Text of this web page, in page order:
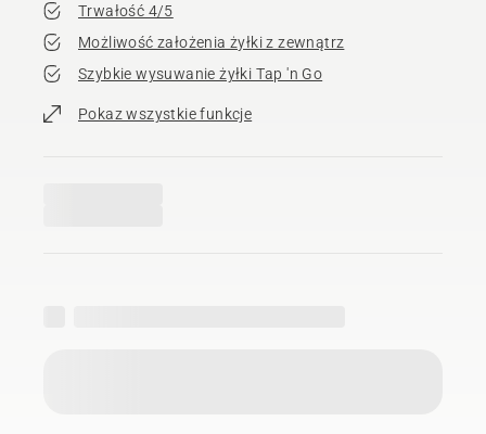
Trwałość 4/5
Możliwość założenia żyłki z zewnątrz
Szybkie wysuwanie żyłki Tap 'n Go
Pokaz wszystkie funkcje